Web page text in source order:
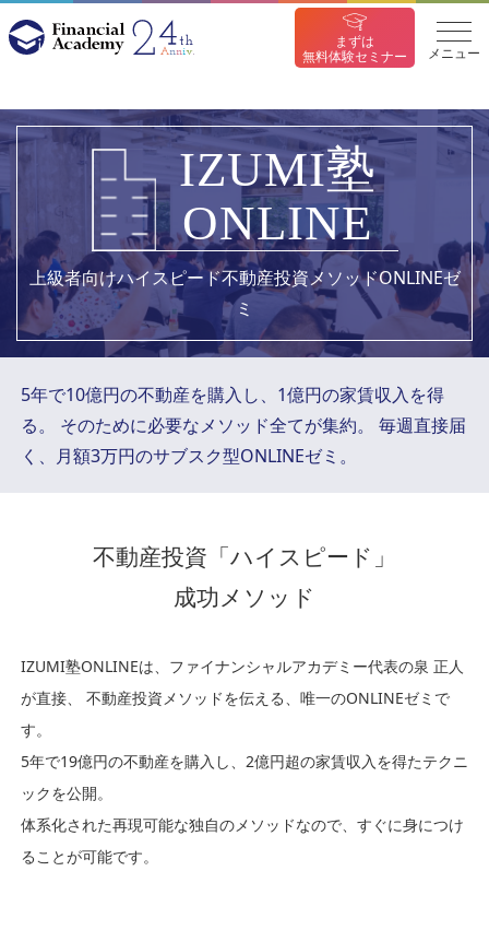
まずは
無料体験セミナー
メニュー
IZUMI塾
ONLINE
上級者向けハイスピード不動産投資メソッドONLINEゼ
ミ
5年で10億円の不動産を購入し、1億円の家賃収入を得
る。
そのために必要なメソッド全てが集約。
毎週直接届
く、月額3万円のサブスク型ONLINEゼミ。
不動産投資「ハイスピード」
成功メソッド
IZUMI塾ONLINEは、ファイナンシャルアカデミー代表の泉 正人
が直接、
不動産投資メソッドを伝える、唯一のONLINEゼミで
す。
5年で19億円の不動産を購入し、2億円超の家賃収入を得たテクニ
ックを公開。
体系化された再現可能な独自のメソッドなので、すぐに身につけ
ることが可能です。